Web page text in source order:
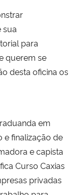
sua
para
querem se
desta oficina os
em
e finalização de
e capista
Curso Caxias
privadas